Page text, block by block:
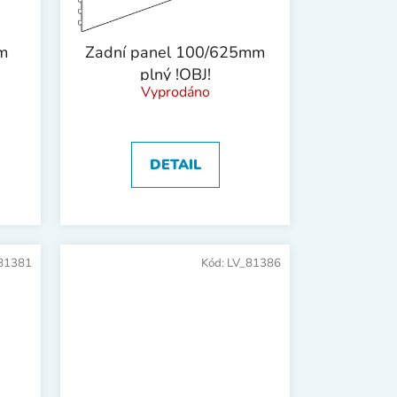
Zadní panel 100/625mm
plný !OBJ!
Vyprodáno
DETAIL
Kód: LV_81386